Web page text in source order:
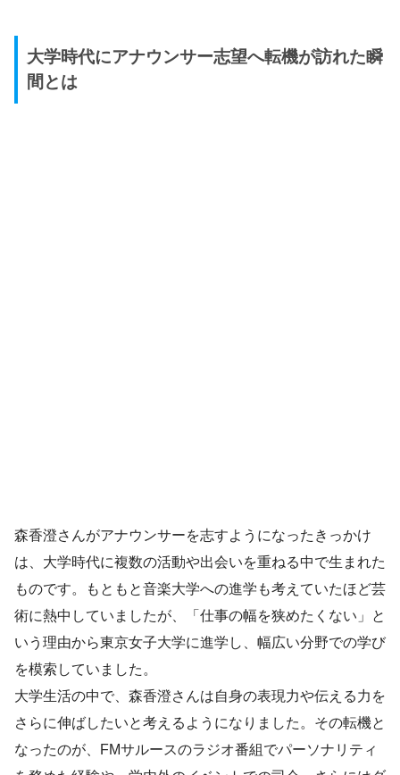
大学時代にアナウンサー志望へ転機が訪れた瞬
間とは
森香澄さんがアナウンサーを志すようになったきっかけ
は、大学時代に複数の活動や出会いを重ねる中で生まれた
ものです。もともと音楽大学への進学も考えていたほど芸
術に熱中していましたが、「仕事の幅を狭めたくない」と
いう理由から東京女子大学に進学し、幅広い分野での学び
を模索していました。
大学生活の中で、森香澄さんは自身の表現力や伝える力を
さらに伸ばしたいと考えるようになりました。その転機と
なったのが、FMサルースのラジオ番組でパーソナリティ